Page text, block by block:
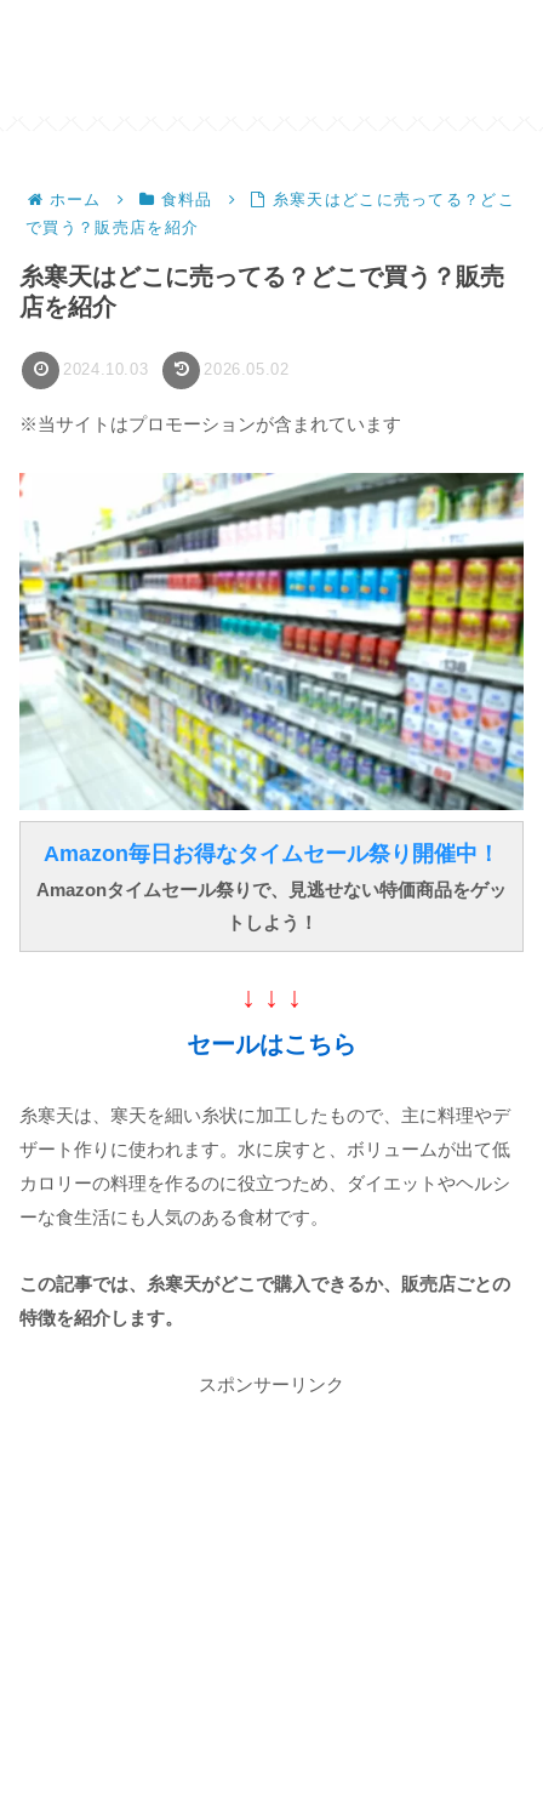
ホーム 食料品
糸寒天はどこに売ってる？どこ
で買う？販売店を紹介
糸寒天はどこに売ってる？どこで買う？販売
店を紹介
2024.10.03 2026.05.02
※当サイトはプロモーションが含まれています
Amazon毎日お得なタイムセール祭り開催中！
Amazonタイムセール祭りで、見逃せない特価商品をゲッ
トしよう！
↓ ↓ ↓
セールはこちら
糸寒天は、寒天を細い糸状に加工したもので、主に料理やデ
ザート作りに使われます。水に戻すと、ボリュームが出て低
カロリーの料理を作るのに役立つため、ダイエットやヘルシ
ーな食生活にも人気のある食材です。
この記事では、糸寒天がどこで購入できるか、販売店ごとの
特徴を紹介します。
スポンサーリンク